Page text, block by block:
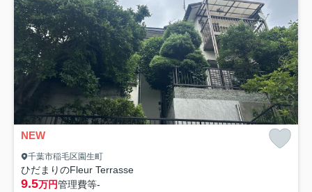
NEW
千葉市稲毛区園生町
ひだまりのFleur Terrasse
9.5万円管理費等-